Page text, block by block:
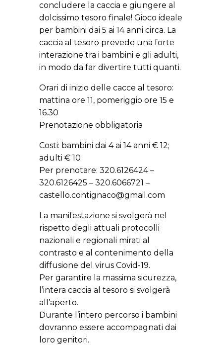
concludere la caccia e giungere al
dolcissimo tesoro finale! Gioco ideale
per bambini dai 5 ai 14 anni circa. La
caccia al tesoro prevede una forte
interazione tra i bambini e gli adulti,
in modo da far divertire tutti quanti.
Orari di inizio delle cacce al tesoro:
mattina ore 11, pomeriggio ore 15 e
16.30
Prenotazione obbligatoria
Costi: bambini dai 4 ai 14 anni € 12;
adulti € 10
Per prenotare: 320.6126424 –
320.6126425 – 320.6066721 –
castello.contignaco@gmail.com
La manifestazione si svolgerà nel
rispetto degli attuali protocolli
nazionali e regionali mirati al
contrasto e al contenimento della
diffusione del virus Covid-19.
Per garantire la massima sicurezza,
l’intera caccia al tesoro si svolgerà
all’aperto.
Durante l’intero percorso i bambini
dovranno essere accompagnati dai
loro genitori.